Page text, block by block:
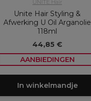
UNITE Hair
Unite Hair Styling &
Afwerking U Oil Arganolie
118ml
44,85 €
AANBIEDINGEN
In winkelmandje